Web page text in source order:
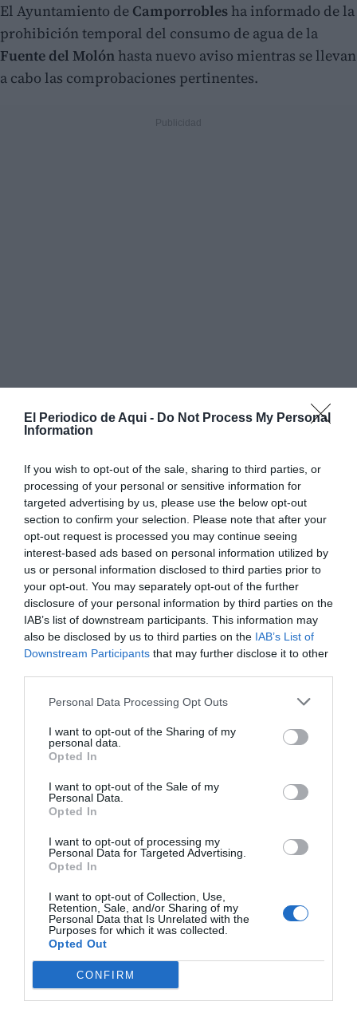
El Periodico de Aqui - Do Not Process My Personal
Information
If you wish to opt-out of the sale, sharing to third parties, or
processing of your personal or sensitive information for
targeted advertising by us, please use the below opt-out
section to confirm your selection. Please note that after your
opt-out request is processed you may continue seeing
interest-based ads based on personal information utilized by
us or personal information disclosed to third parties prior to
your opt-out. You may separately opt-out of the further
disclosure of your personal information by third parties on the
IAB’s list of downstream participants. This information may
also be disclosed by us to third parties on the IAB’s List of
Downstream Participants that may further disclose it to other
Personal Data Processing Opt Outs
I want to opt-out of the Sharing of my
personal data.
Opted In
I want to opt-out of the Sale of my
Personal Data.
Opted In
I want to opt-out of processing my
Personal Data for Targeted Advertising.
Opted In
I want to opt-out of Collection, Use,
Retention, Sale, and/or Sharing of my
Personal Data that Is Unrelated with the
Purposes for which it was collected.
Opted Out
CONFIRM
El Ayuntamiento de Camporrobles ha informado de la
prohibición temporal del consumo de agua de la
Fuente del Molón hasta nuevo aviso mientras se llevan
a cabo las comprobaciones pertinentes.
A través de un comunicado difundido este viernes, el
consistorio ha pedido tanto a vecinos como a
visitantes que respeten esta indicación “por
seguridad” y eviten consumir agua procedente de este
punto hasta que finalicen los análisis y revisiones
técnicas.
A la espera de nuevas comprobaciones
Por el momento, el Ayuntamiento no ha detallado las
causas concretas que han motivado esta medida
decisión adoptada mientras se realizan las
correspondientes comprobaciones.